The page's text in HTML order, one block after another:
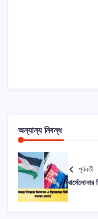
অন্যান্য নিবন্ধ
পূর্ববর্তী